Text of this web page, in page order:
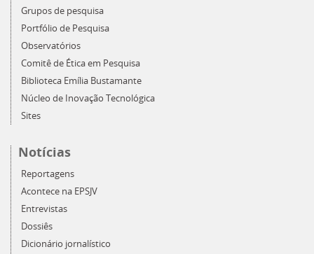
Grupos de pesquisa
Portfólio de Pesquisa
Observatórios
Comitê de Ética em Pesquisa
Biblioteca Emília Bustamante
Núcleo de Inovação Tecnológica
Sites
Notícias
Reportagens
Acontece na EPSJV
Entrevistas
Dossiês
Dicionário jornalístico